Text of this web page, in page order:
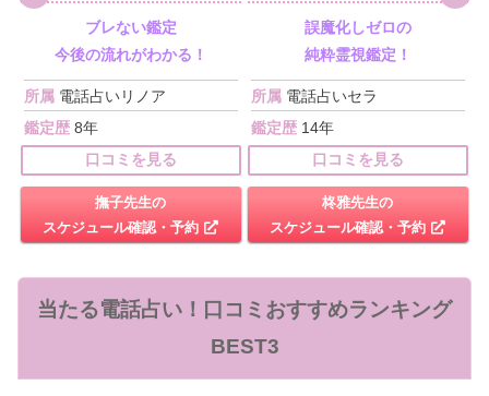
ブレない鑑定
今後の流れがわかる！
所属 電話占いリノア
鑑定歴 8年
口コミを見る
撫子先生の
スケジュール確認・予約
誤魔化しゼロの
純粋霊視鑑定！
所属 電話占いセラ
鑑定歴 14年
口コミを見る
柊雅先生の
スケジュール確認・予約
当たる電話占い！口コミおすすめランキング
BEST3